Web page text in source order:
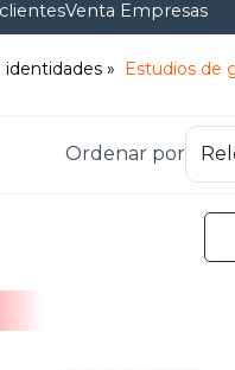
Venta Empresas
identidades Estudios de
Ordenar por